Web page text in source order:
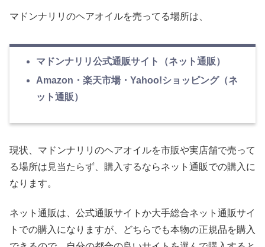
マドンナリリのヘアオイルを売ってる場所は、
マドンナリリ公式通販サイト（ネット通販）
Amazon・楽天市場・Yahoo!ショッピング（ネ
ット通販）
現状、マドンナリリのヘアオイルを市販や実店舗で売って
る場所は見当たらず、購入するならネット通販での購入に
なります。
ネット通販は、公式通販サイトか大手総合ネット通販サイ
トでの購入になりますが、どちらでも本物の正規品を購入